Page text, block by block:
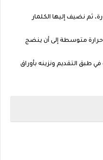
ثم نضيف إليها الكلمار
حرارة متوسطة إلى أن ينضج
طبق التقديم ونزينه بأوراق